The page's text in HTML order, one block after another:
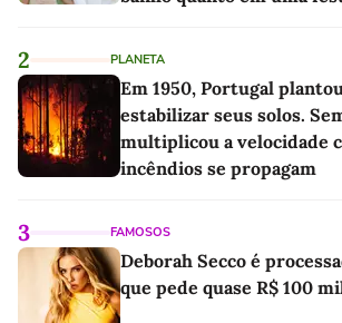
2 PLANETA
Em 1950, Portugal
estabilizar seus solos.
multiplicou a velocidade
incêndios se propagam
3 FAMOSOS
Deborah Secco é
que pede quase R$ 100